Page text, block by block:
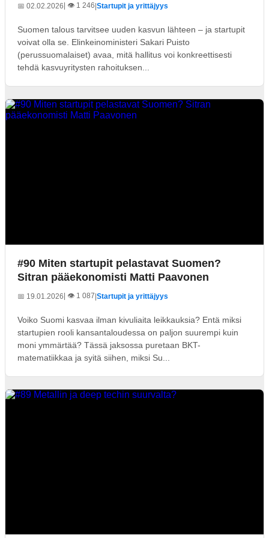
📅 02.02.2026| 👁️ 1 246 Startupit ja yrittäjyys
Suomen talous tarvitsee uuden kasvun lähteen – ja startupit
voivat olla se. Elinkeinoministeri Sakari Puisto
(perussuomalaiset) avaa, mitä hallitus voi konkreettisesti
tehdä kasvuyritysten rahoituksen...
#90 Miten startupit pelastavat Suomen?
Sitran pääekonomisti Matti Paavonen
📅 19.01.2026| 👁️ 1 087 Startupit ja yrittäjyys
Voiko Suomi kasvaa ilman kivuliaita leikkauksia? Entä miksi
startupien rooli kansantaloudessa on paljon suurempi kuin
moni ymmärtää? Tässä jaksossa puretaan BKT-
matematiikkaa ja syitä siihen, miksi Su...